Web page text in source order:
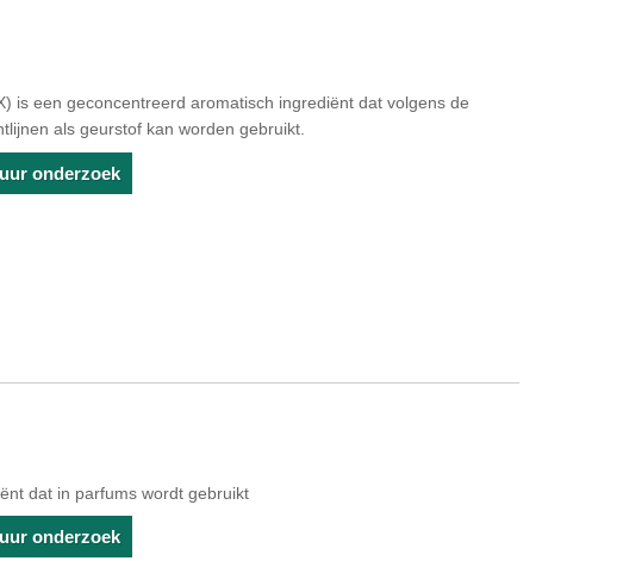
is een geconcentreerd aromatisch ingrediënt dat volgens de
als geurstof kan worden gebruikt.
onderzoek
dat in parfums wordt gebruikt
onderzoek